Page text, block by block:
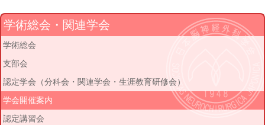
学術総会・関連学会
学術総会
支部会
認定学会（分科会・関連学会・生涯教育研修会）
学会開催案内
認定講習会